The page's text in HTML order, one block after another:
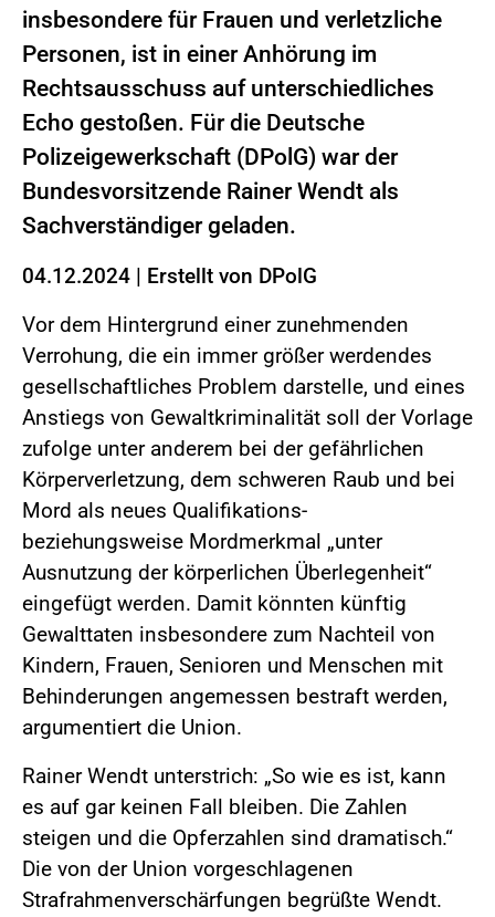
insbesondere für Frauen und verletzliche
Personen, ist in einer Anhörung im
Rechtsausschuss auf unterschiedliches
Echo gestoßen. Für die Deutsche
Polizeigewerkschaft (DPolG) war der
Bundesvorsitzende Rainer Wendt als
Sachverständiger geladen.
04.12.2024 | Erstellt von DPolG
Vor dem Hintergrund einer zunehmenden
Verrohung, die ein immer größer werdendes
gesellschaftliches Problem darstelle, und eines
Anstiegs von Gewaltkriminalität soll der Vorlage
zufolge unter anderem bei der gefährlichen
Körperverletzung, dem schweren Raub und bei
Mord als neues Qualifikations-
beziehungsweise Mordmerkmal „unter
Ausnutzung der körperlichen Überlegenheit“
eingefügt werden. Damit könnten künftig
Gewalttaten insbesondere zum Nachteil von
Kindern, Frauen, Senioren und Menschen mit
Behinderungen angemessen bestraft werden,
argumentiert die Union.
Rainer Wendt unterstrich: „So wie es ist, kann
es auf gar keinen Fall bleiben. Die Zahlen
steigen und die Opferzahlen sind dramatisch.“
Die von der Union vorgeschlagenen
Strafrahmenverschärfungen begrüßte Wendt.